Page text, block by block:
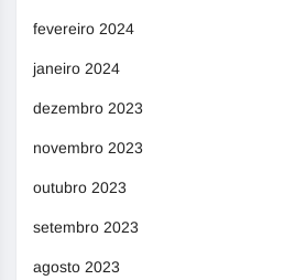
fevereiro 2024
janeiro 2024
dezembro 2023
novembro 2023
outubro 2023
setembro 2023
agosto 2023